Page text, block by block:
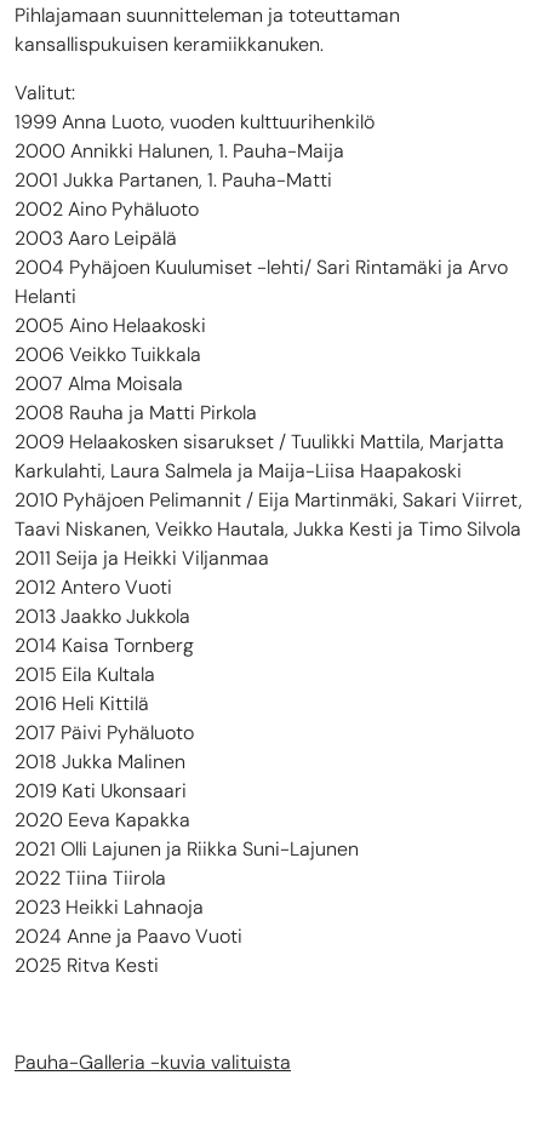
Pihlajamaan suunnitteleman ja toteuttaman
kansallispukuisen keramiikkanuken.
Valitut:
1999 Anna Luoto, vuoden kulttuurihenkilö
2000 Annikki Halunen, 1. Pauha-Maija
2001 Jukka Partanen, 1. Pauha-Matti
2002 Aino Pyhäluoto
2003 Aaro Leipälä
2004 Pyhäjoen Kuulumiset -lehti/ Sari Rintamäki ja Arvo
Helanti
2005 Aino Helaakoski
2006 Veikko Tuikkala
2007 Alma Moisala
2008 Rauha ja Matti Pirkola
2009 Helaakosken sisarukset / Tuulikki Mattila, Marjatta
Karkulahti, Laura Salmela ja Maija-Liisa Haapakoski
2010 Pyhäjoen Pelimannit / Eija Martinmäki, Sakari Viirret,
Taavi Niskanen, Veikko Hautala, Jukka Kesti ja Timo Silvola
2011 Seija ja Heikki Viljanmaa
2012 Antero Vuoti
2013 Jaakko Jukkola
2014 Kaisa Tornberg
2015 Eila Kultala
2016 Heli Kittilä
2017 Päivi Pyhäluoto
2018 Jukka Malinen
2019 Kati Ukonsaari
2020 Eeva Kapakka
2021 Olli Lajunen ja Riikka Suni-Lajunen
2022 Tiina Tiirola
2023 Heikki Lahnaoja
2024 Anne ja Paavo Vuoti
2025 Ritva Kesti
Pauha-Galleria -kuvia valituista